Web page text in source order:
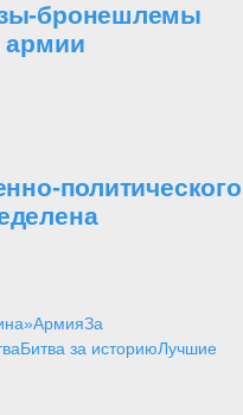
бронешлемы
армии
политического
АрмияЗа
Битва за историюЛучшие